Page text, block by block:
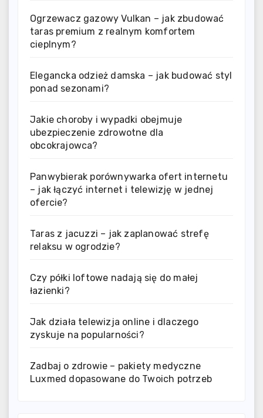
Ogrzewacz gazowy Vulkan – jak zbudować
taras premium z realnym komfortem
cieplnym?
Elegancka odzież damska – jak budować styl
ponad sezonami?
Jakie choroby i wypadki obejmuje
ubezpieczenie zdrowotne dla
obcokrajowca?
Panwybierak porównywarka ofert internetu
– jak łączyć internet i telewizję w jednej
ofercie?
Taras z jacuzzi – jak zaplanować strefę
relaksu w ogrodzie?
Czy półki loftowe nadają się do małej
łazienki?
Jak działa telewizja online i dlaczego
zyskuje na popularności?
Zadbaj o zdrowie – pakiety medyczne
Luxmed dopasowane do Twoich potrzeb